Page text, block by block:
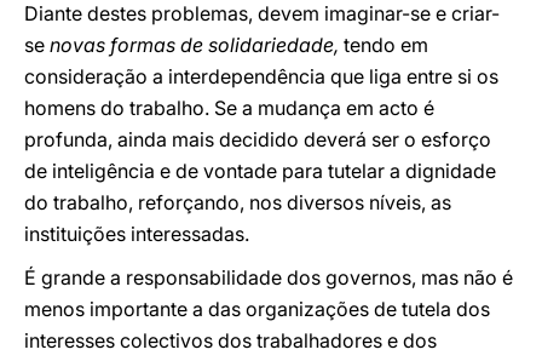
Diante destes problemas, devem imaginar-se e criar-
se novas formas de solidariedade, tendo em
consideração a interdependência que liga entre si os
homens do trabalho. Se a mudança em acto é
profunda, ainda mais decidido deverá ser o esforço
de inteligência e de vontade para tutelar a dignidade
do trabalho, reforçando, nos diversos níveis, as
instituições interessadas.
É grande a responsabilidade dos governos, mas não é
menos importante a das organizações de tutela dos
interesses colectivos dos trabalhadores e dos